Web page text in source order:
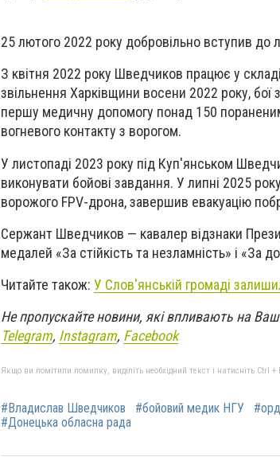
25 лютого 2022 року добровільно вступив до
З квітня 2022 року Шведчиков працює у
звільнення Харківщини восени 2022 року,
першу медичну допомогу понад 150
вогневого контакту з ворогом.
У листопаді 2023 року під Куп'янськом
виконувати бойові завдання. У липні 2025
ворожого FPV-дрона, завершив евакуацію
Сержант Шведчиков — кавалер відзнаки
медалей «За стійкість та незламність» і «За
Читайте також: У Слов'янській громаді
Не пропускайте новини, які впливають на
Telegram, Instagram, Facebook
Якщо ви помітили помилку, виділіть необхідний текст і натисніть Ctrl
#Владислав Шведчиков #бойовий медик НГУ
#Донецька обласна рада